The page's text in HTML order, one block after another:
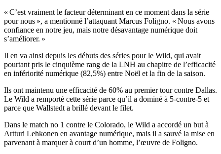
« C’est vraiment le facteur déterminant en ce moment dans la série
pour nous », a mentionné l’attaquant Marcus Foligno. « Nous avons
confiance en notre jeu, mais notre désavantage numérique doit
s’améliorer. »
Il en va ainsi depuis les débuts des séries pour le Wild, qui avait
pourtant pris le cinquième rang de la LNH au chapitre de l’efficacité
en infériorité numérique (82,5%) entre Noël et la fin de la saison.
Ils ont maintenu une efficacité de 60% au premier tour contre Dallas.
Le Wild a remporté cette série parce qu’il a dominé à 5-contre-5 et
parce que Wallstedt a brillé devant le filet.
Dans le match no 1 contre le Colorado, le Wild a accordé un but à
Artturi Lehkonen en avantage numérique, mais il a sauvé la mise en
parvenant à marquer à court d’un homme, l’œuvre de Foligno.